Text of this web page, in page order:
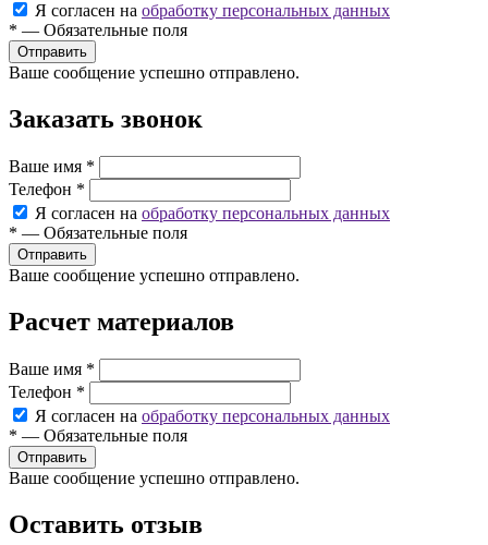
Я согласен на обработку персональных данных
* — Обязательные поля
Ваше сообщение успешно отправлено.
Заказать звонок
Ваше имя *
Телефон *
Я согласен на обработку персональных данных
* — Обязательные поля
Ваше сообщение успешно отправлено.
Расчет материалов
Ваше имя *
Телефон *
Я согласен на обработку персональных данных
* — Обязательные поля
Ваше сообщение успешно отправлено.
Оставить отзыв